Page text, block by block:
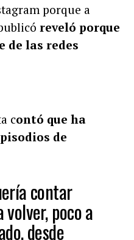
porque a
reveló porque
de las redes
contó que ha
de
contar
poco a
desde